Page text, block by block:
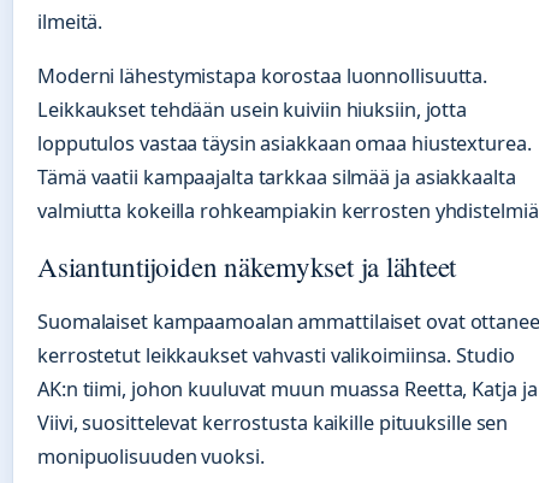
ilmeitä.
Moderni lähestymistapa korostaa luonnollisuutta.
Leikkaukset tehdään usein kuiviin hiuksiin, jotta
lopputulos vastaa täysin asiakkaan omaa hiustexturea.
Tämä vaatii kampaajalta tarkkaa silmää ja asiakkaalta
valmiutta kokeilla rohkeampiakin kerrosten
Asiantuntijoiden näkemykset ja lähteet
Suomalaiset kampaamoalan ammattilaiset ovat
kerrostetut leikkaukset vahvasti valikoimiinsa. Studio
AK:n tiimi, johon kuuluvat muun muassa Reetta, Katja ja
Viivi, suosittelevat kerrostusta kaikille pituuksille sen
monipuolisuuden vuoksi.